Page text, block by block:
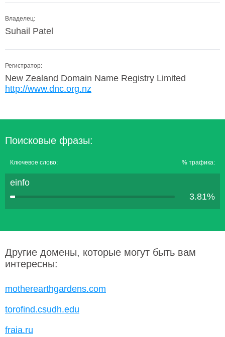
Владелец:
Suhail Patel
Регистратор:
New Zealand Domain Name Registry Limited
http://www.dnc.org.nz
Поисковые фразы:
Ключевое слово: % трафика:
einfo
3.81%
Другие домены, которые могут быть вам
интересны:
motherearthgardens.com
torofind.csudh.edu
fraia.ru